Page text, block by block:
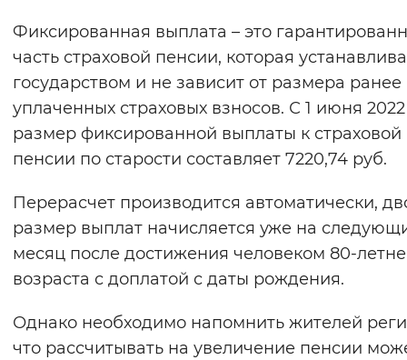
Звуковой ассистент
Воспроизвести Остановить
Вернуть стандартные настройки
Фиксированная выплата – это
часть страховой пенсии, которая
государством и не зависит от размера ранее
уплаченных страховых взносов. С 1 июня
размер фиксированной выплаты к страховой
пенсии по старости составляет 7220,74 руб.
Перерасчет производится автоматически,
размер выплат начисляется уже на
месяц после достижения человеком 80-
возраста с доплатой с даты рождения.
Однако необходимо напомнить жителей
что рассчитывать на увеличение пенсии